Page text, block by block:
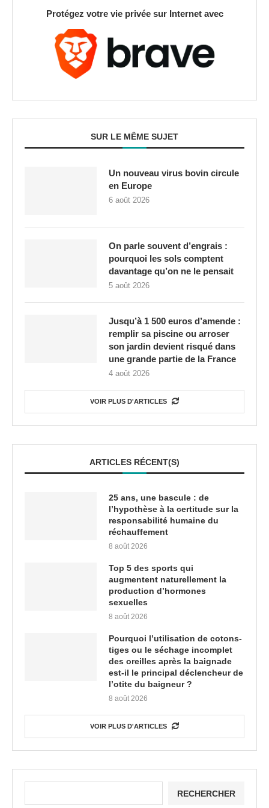
Protégez votre vie privée sur Internet avec
SUR LE MÊME SUJET
Un nouveau virus bovin circule
en Europe
6 août 2026
On parle souvent d’engrais :
pourquoi les sols comptent
davantage qu’on ne le pensait
5 août 2026
Jusqu’à 1 500 euros d’amende :
remplir sa piscine ou arroser
son jardin devient risqué dans
une grande partie de la France
4 août 2026
VOIR PLUS D'ARTICLES
ARTICLES RÉCENT(S)
25 ans, une bascule : de
l’hypothèse à la certitude sur la
responsabilité humaine du
réchauffement
8 août 2026
Top 5 des sports qui
augmentent naturellement la
production d’hormones
sexuelles
8 août 2026
Pourquoi l’utilisation de cotons-
tiges ou le séchage incomplet
des oreilles après la baignade
est-il le principal déclencheur de
l’otite du baigneur ?
8 août 2026
VOIR PLUS D'ARTICLES
RECHERCHER